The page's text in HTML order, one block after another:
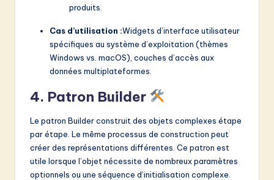
produits.
Cas d’utilisation :Widgets d’interface utilisateur
spécifiques au système d’exploitation (thèmes
Windows vs. macOS), couches d’accès aux
données multiplateformes.
4. Patron Builder
Le patron Builder construit des objets complexes étape
par étape. Le même processus de construction peut
créer des représentations différentes. Ce patron est
utile lorsque l’objet nécessite de nombreux paramètres
optionnels ou une séquence d’initialisation complexe.